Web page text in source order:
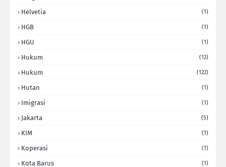
Helvetia (1)
HGB (1)
HGU (1)
Hukum (12)
Hukum (122)
Hutan (1)
Imigrasi (1)
Jakarta (5)
KIM (1)
Koperasi (1)
Kota Barus (1)